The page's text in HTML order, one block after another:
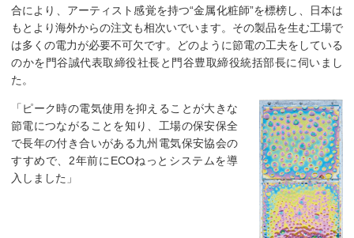
合により、アーティスト感覚を持つ“金属化粧師”を標榜し、日本は
もとより海外からの注文も相次いでいます。その製品を生む工場で
は多くの電力が必要不可欠です。どのように節電の工夫をしている
のかを門谷誠代表取締役社長と門谷豊取締役統括部長に伺いまし
た。
「ピーク時の電気使用を抑えることが大きな
節電につながることを知り、工場の保安保全
で長年の付き合いがある九州電気保安協会の
すすめで、2年前にECOねっとシステムを導
入しました」